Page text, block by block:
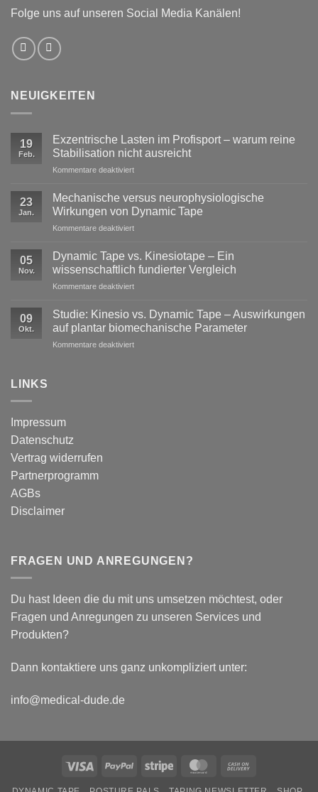
Folge uns auf unseren Social Media Kanälen!
NEUIGKEITEN
19
Feb.
Exzentrische Lasten im Profisport – warum reine
Stabilisation nicht ausreicht
Kommentare deaktiviertfür
im
Profisport
–
reine
Stabilisation
ausreicht
23
Jan.
Mechanische versus neurophysiologische
Wirkungen von Dynamic Tape
Kommentare deaktiviertfür
versus
neurophysiologische
Wirkungen
von
05
Nov.
Dynamic Tape vs. Kinesiotape – Ein
wissenschaftlich fundierter Vergleich
Kommentare deaktiviertfür
Tape
Kinesiotape
–
09
Okt.
Studie: Kinesio vs. Dynamic Tape – Auswirkungen
auf plantar biomechanische Parameter
Kommentare deaktiviertfür
LINKS
Impressum
Datenschutz
Vertrag widerrufen
Partnerprogramm
AGBs
Disclaimer
FRAGEN UND ANREGUNGEN?
Du hast Ideen die du mit uns umsetzen möchtest, oder
Fragen und Anregungen zu unseren Services und
Produkten?
Dann kontaktiere uns ganz unkompliziert unter:
info@medical-dude.de
Visa PayPal Stripe MasterCard